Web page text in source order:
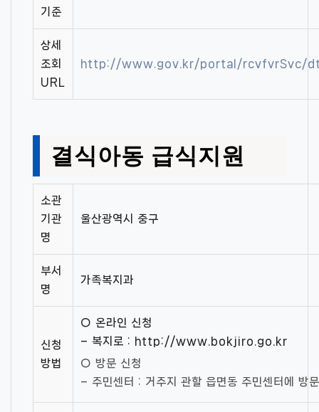
기준
상세
조회
URL
http://www.gov.kr/portal/rcvfvrSvc/
결식아동 급식지원
소관
기관
명
울산광역시 중구
부서
명
가족복지과
신청
방법
○ 온라인 신청
– 복지로 : http://www.bokjiro.go.kr
○ 방문 신청
– 주민센터 : 거주지 관할 읍면동 주민센터에 방